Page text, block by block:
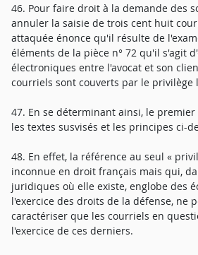
46. Pour faire droit à la demande des
annuler la saisie de trois cent huit
attaquée énonce qu'il résulte de
éléments de la pièce n° 72 qu'il s'agit
électroniques entre l'avocat et son
courriels sont couverts par le privilège
47. En se déterminant ainsi, le
les textes susvisés et les principes ci-
48. En effet, la référence au seul «
inconnue en droit français mais qui,
juridiques où elle existe, englobe des
l'exercice des droits de la défense, ne
caractériser que les courriels en
l'exercice de ces derniers.